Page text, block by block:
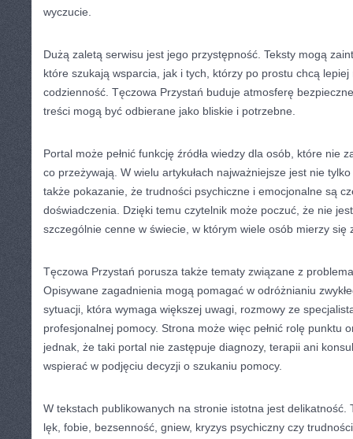
wyczucie.
Dużą zaletą serwisu jest jego przystępność. Teksty mogą
które szukają wsparcia, jak i tych, którzy po prostu chcą lepiej
codzienność. Tęczowa Przystań buduje atmosferę
treści mogą być odbierane jako bliskie i potrzebne.
Portal może pełnić funkcję źródła wiedzy dla osób, które nie
co przeżywają. W wielu artykułach najważniejsze jest nie
także pokazanie, że trudności psychiczne i emocjonalne są
doświadczenia. Dzięki temu czytelnik może poczuć, że nie
szczególnie cenne w świecie, w którym wiele osób mierzy się
Tęczowa Przystań porusza także tematy związane z
Opisywane zagadnienia mogą pomagać w odróżnianiu
sytuacji, która wymaga większej uwagi, rozmowy ze
profesjonalnej pomocy. Strona może więc pełnić rolę punktu
jednak, że taki portal nie zastępuje diagnozy, terapii ani
wspierać w podjęciu decyzji o szukaniu pomocy.
W tekstach publikowanych na stronie istotna jest delikatność.
lęk, fobie, bezsenność, gniew, kryzys psychiczny czy